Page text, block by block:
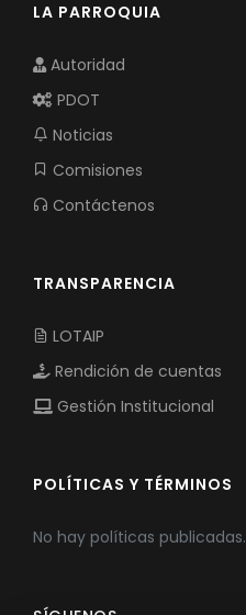
LA PARROQUIA
Autoridad
PDOT
Noticias
Comisiones
Contáctenos
TRANSPARENCIA
LOTAIP
Rendición de cuentas
Gestión Institucional
POLÍTICAS Y TÉRMINOS
No hay políticas publicadas.